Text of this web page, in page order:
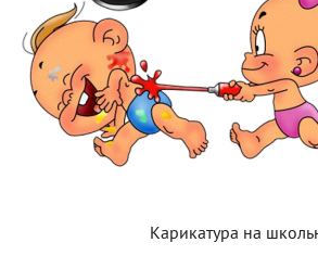
Карикатура на